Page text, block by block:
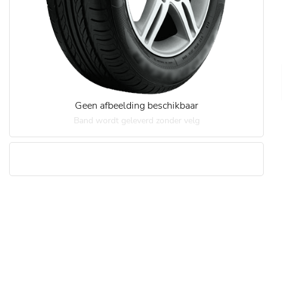
Geen afbeelding beschikbaar
Band wordt geleverd zonder velg